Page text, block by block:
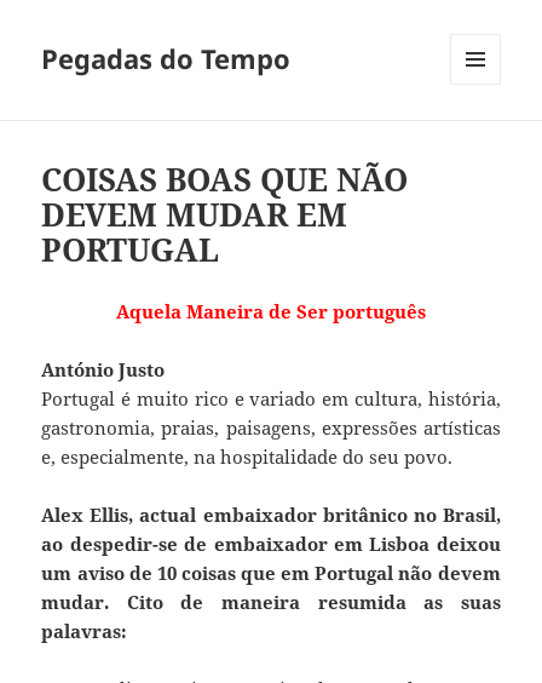
Pegadas do Tempo
COISAS BOAS QUE NÃO
DEVEM MUDAR EM
PORTUGAL
Aquela Maneira de Ser português
António Justo
Portugal é muito rico e variado em cultura, história,
gastronomia, praias, paisagens, expressões artísticas
e, especialmente, na hospitalidade do seu povo.
Alex Ellis, actual embaixador britânico no Brasil,
ao despedir-se de embaixador em Lisboa deixou
um aviso de 10 coisas que em Portugal não devem
mudar. Cito de maneira resumida as suas
palavras: